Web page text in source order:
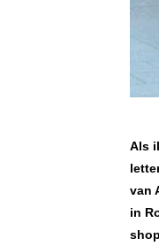
Als
van
in